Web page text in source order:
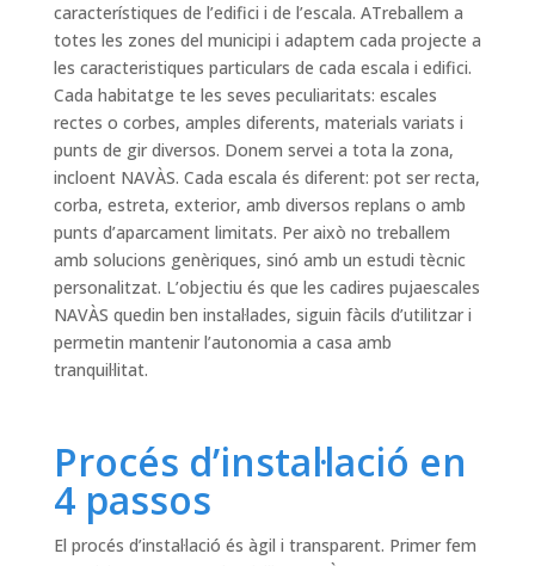
característiques de l’edifici i de l’escala. ATreballem a
totes les zones del municipi i adaptem cada projecte a
les caracteristiques particulars de cada escala i edifici.
Cada habitatge te les seves peculiaritats: escales
rectes o corbes, amples diferents, materials variats i
punts de gir diversos. Donem servei a tota la zona,
incloent NAVÀS. Cada escala és diferent: pot ser recta,
corba, estreta, exterior, amb diversos replans o amb
punts d’aparcament limitats. Per això no treballem
amb solucions genèriques, sinó amb un estudi tècnic
personalitzat. L’objectiu és que les cadires pujaescales
NAVÀS quedin ben instal·lades, siguin fàcils d’utilitzar i
permetin mantenir l’autonomia a casa amb
tranquil·litat.
Procés d’instal·lació en
4 passos
El procés d’instal·lació és àgil i transparent. Primer fem